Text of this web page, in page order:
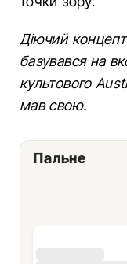
Діючий
базувався на
культового
мав свою.
Пальне